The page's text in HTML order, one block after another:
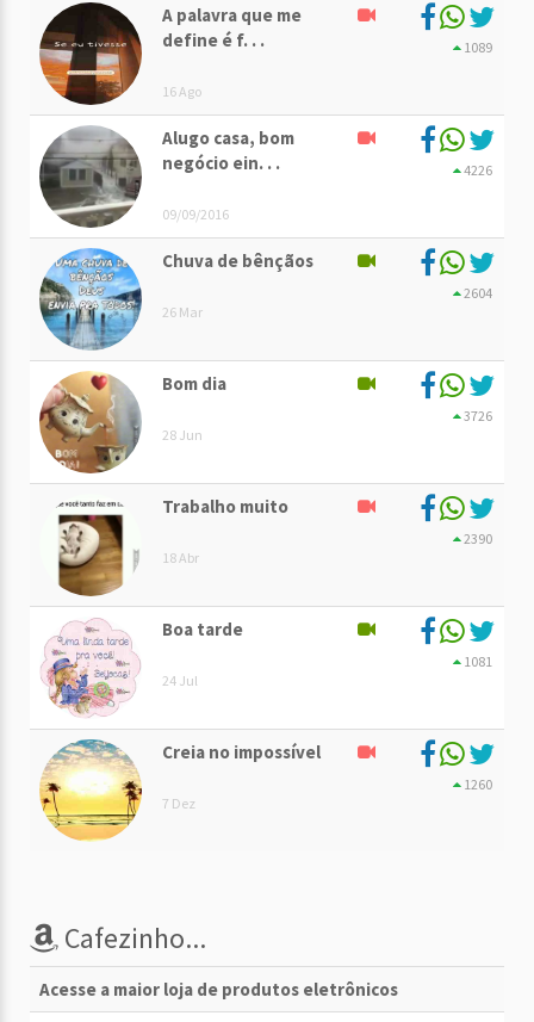
A palavra que me
define é f. . .
16 Ago
1089
Alugo casa, bom
negócio ein. . .
09/09/2016
4226
Chuva de bênçãos
26 Mar
2604
Bom dia
28 Jun
3726
Trabalho muito
18 Abr
2390
Boa tarde
24 Jul
1081
Creia no impossível
7 Dez
1260
Cafezinho...
Acesse a maior loja de produtos eletrônicos